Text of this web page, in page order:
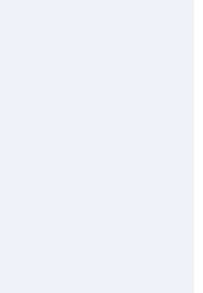
Golf Course
& Peña station